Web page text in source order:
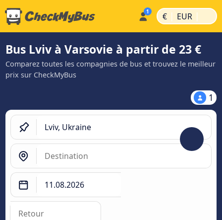
€ | EUR |
Bus Lviv à Varsovie à partir de 23 €
Comparez toutes les compagnies de bus et trouvez le meilleur
prix sur CheckMyBus
1